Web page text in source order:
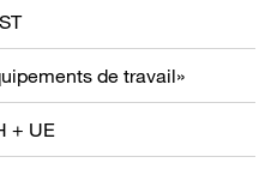
de travail»
+ UE